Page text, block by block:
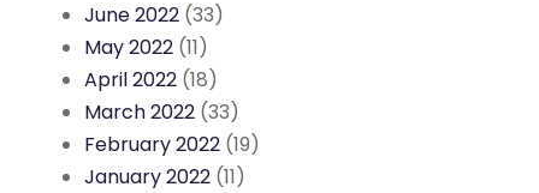
June 2022 (33)
May 2022 (11)
April 2022 (18)
March 2022 (33)
February 2022 (19)
January 2022 (11)